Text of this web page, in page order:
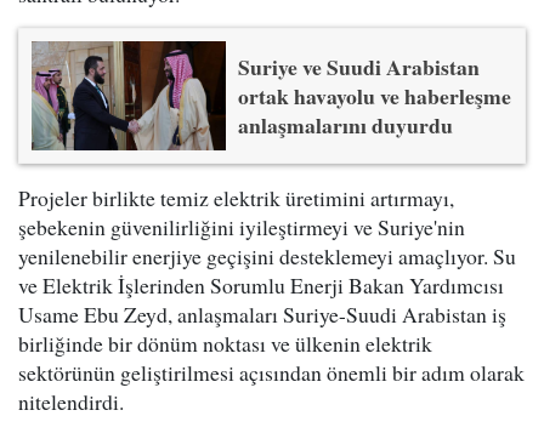
Suriye ve Suudi Arabistan
ortak havayolu ve haberleşme
anlaşmalarını duyurdu
Projeler birlikte temiz elektrik üretimini artırmayı,
şebekenin güvenilirliğini iyileştirmeyi ve Suriye'nin
yenilenebilir enerjiye geçişini desteklemeyi amaçlıyor. Su
ve Elektrik İşlerinden Sorumlu Enerji Bakan Yardımcısı
Usame Ebu Zeyd, anlaşmaları Suriye-Suudi Arabistan iş
birliğinde bir dönüm noktası ve ülkenin elektrik
sektörünün geliştirilmesi açısından önemli bir adım olarak
nitelendirdi.